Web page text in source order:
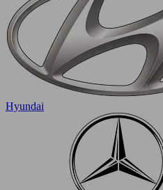
Hyundai